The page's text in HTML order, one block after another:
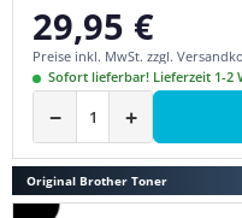
Regulärer Preis:
29,95 €
Preise inkl. MwSt. zzgl.
Sofort lieferbar! Lieferzeit 1-2
− +
Original Brother Toner